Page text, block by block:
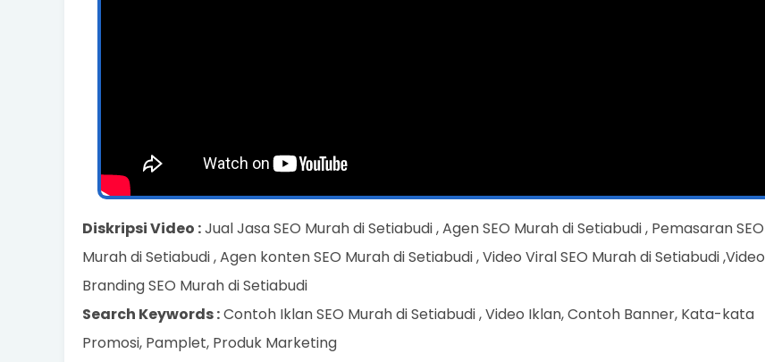
Diskripsi Video :Jual Jasa SEO Murah di Setiabudi , Agen SEO Murah di Setiabudi , Pemasaran SEO
Murah di Setiabudi , Agen konten SEO Murah di Setiabudi , Video Viral SEO Murah di Setiabudi ,Video
Branding SEO Murah di Setiabudi
Search Keywords :Contoh Iklan SEO Murah di Setiabudi , Video Iklan, Contoh Banner, Kata-kata
Promosi, Pamplet, Produk Marketing